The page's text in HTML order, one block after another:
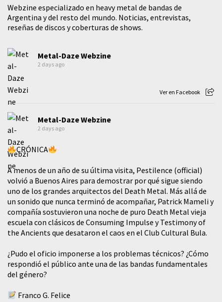
Webzine especializado en heavy metal de bandas de
Argentina y del resto del mundo. Noticias, entrevistas,
reseñas de discos y coberturas de shows.
Metal-Daze Webzine
2 days ago
Ver en Facebook
Metal-Daze Webzine
2 days ago
CRÓNICA
A menos de un año de su última visita, Pestilence (official)
volvió a Buenos Aires para demostrar por qué sigue siendo
uno de los grandes arquitectos del Death Metal. Más allá de
un sonido que nunca terminó de acompañar, Patrick Mameli y
compañía sostuvieron una noche de puro Death Metal vieja
escuela con clásicos de Consuming Impulse y Testimony of
the Ancients que desataron el caos en el Club Cultural Bula.
¿Pudo el oficio imponerse a los problemas técnicos? ¿Cómo
respondió el público ante una de las bandas fundamentales
del género?
Franco G. Felice